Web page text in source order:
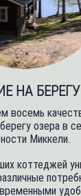
НА
восемь
озера в
Миккели.
коттеджей